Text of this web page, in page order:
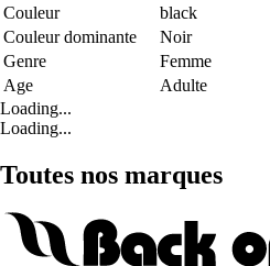
Couleur
black
Couleur dominante
Noir
Genre
Femme
Age
Adulte
Loading...
Loading...
Toutes nos marques